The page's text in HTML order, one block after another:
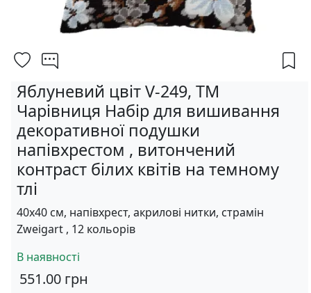
Яблуневий цвіт V-249, ТМ
Чарівниця Набір для вишивання
декоративної подушки
напівхрестом , витончений
контраст білих квітів на темному
тлі
40х40 см, напівхрест, акрилові нитки, страмін
Zweigart , 12 кольорів
В наявності
551.00 грн